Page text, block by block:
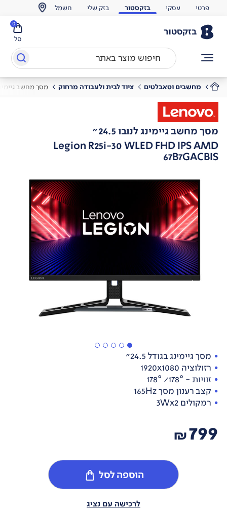
פרטי עסקי בזקסטור בזק שלי חשמל
בזקסטור
סל
0
מחשבים וטאבלטים ציוד לבית ולעבודה מרחוק מסך מחשב גיימינג
מסך מחשב גיימינג לנובו 24.5"
Legion R25i-30 WLED FHD IPS AMD
67B7GACBIS
מסך גיימינג בגודל 24.5"
רזולוציה 1920x1080
זוויות - 178°/ 178°
קצב רענון מסך 165Hz
רמקולים 3Wx2
799
₪
הוספה לסל
לרכישה עם נציג